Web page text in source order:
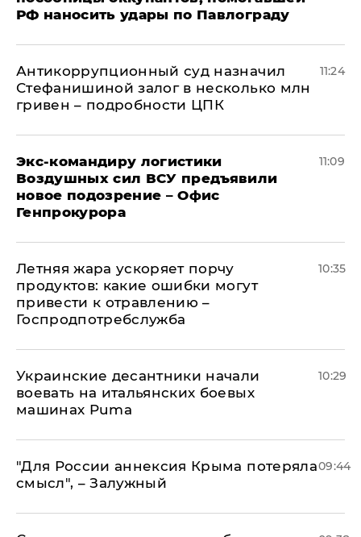
РФ наносить удары по Павлограду
Антикоррупционный суд назначил
Стефанишиной залог в несколько млн
гривен – подробности ЦПК
11:24
Экс-командиру логистики
Воздушных сил ВСУ предъявили
новое подозрение – Офис
Генпрокурора
11:09
Летняя жара ускоряет порчу
продуктов: какие ошибки могут
привести к отравлению –
Госпродпотребслужба
10:35
Украинские десантники начали
воевать на итальянских боевых
машинах Puma
10:29
"Для России аннексия Крыма потеряла
смысл", – Залужный
09:44